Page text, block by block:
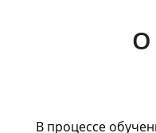
О
В процессе